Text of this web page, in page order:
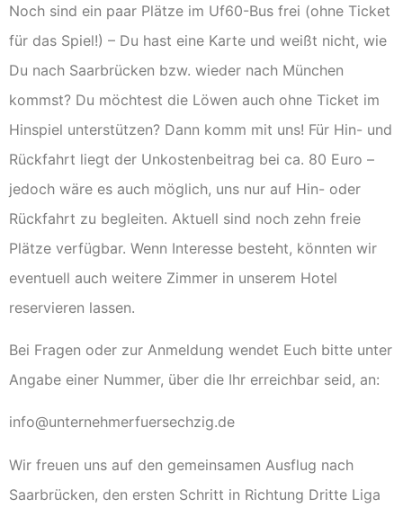
Noch sind ein paar Plätze im Uf60-Bus frei (ohne Ticket
für das Spiel!) – Du hast eine Karte und weißt nicht, wie
Du nach Saarbrücken bzw. wieder nach München
kommst? Du möchtest die Löwen auch ohne Ticket im
Hinspiel unterstützen? Dann komm mit uns! Für Hin- und
Rückfahrt liegt der Unkostenbeitrag bei ca. 80 Euro –
jedoch wäre es auch möglich, uns nur auf Hin- oder
Rückfahrt zu begleiten. Aktuell sind noch zehn freie
Plätze verfügbar. Wenn Interesse besteht, könnten wir
eventuell auch weitere Zimmer in unserem Hotel
reservieren lassen.
Bei Fragen oder zur Anmeldung wendet Euch bitte unter
Angabe einer Nummer, über die Ihr erreichbar seid, an:
info@unternehmerfuersechzig.de
Wir freuen uns auf den gemeinsamen Ausflug nach
Saarbrücken, den ersten Schritt in Richtung Dritte Liga